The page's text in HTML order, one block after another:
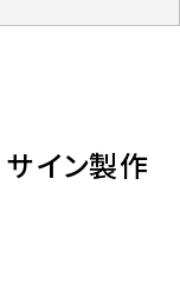
サイン製作